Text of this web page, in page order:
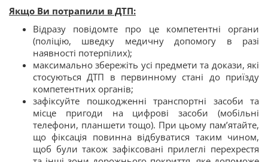
Якщо Ви потрапили в ДТП:
Відразу повідомте про це компетентні органи
(поліцію, шведку медичну допомогу в разі
наявності потерпілих);
максимально збережіть усі предмети та докази, які
стосуються ДТП в первинному стані до приїзду
компетентних органів;
зафіксуйте пошкодженні транспортні засоби та
місце пригоди на цифрові засоби (мобільні
телефони, планшети тощо). При цьому пам’ятайте,
що фіксація повинна відбуватися таким чином,
щоб були також зафіксовані прилеглі перехрестя